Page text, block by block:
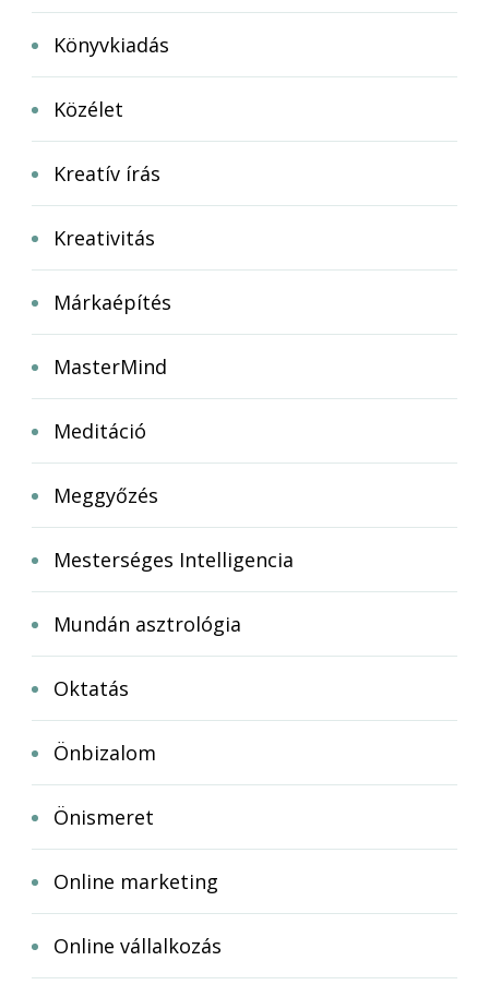
Könyvkiadás
Közélet
Kreatív írás
Kreativitás
Márkaépítés
MasterMind
Meditáció
Meggyőzés
Mesterséges Intelligencia
Mundán asztrológia
Oktatás
Önbizalom
Önismeret
Online marketing
Online vállalkozás